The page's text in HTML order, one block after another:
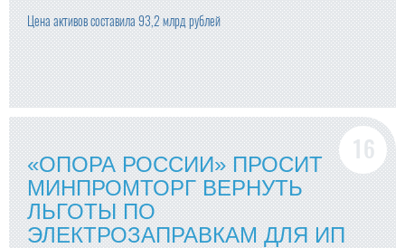
Цена активов составила 93,2 млрд рублей
«ОПОРА РОССИИ» ПРОСИТ
МИНПРОМТОРГ ВЕРНУТЬ
ЛЬГОТЫ ПО
ЭЛЕКТРОЗАПРАВКАМ ДЛЯ ИП